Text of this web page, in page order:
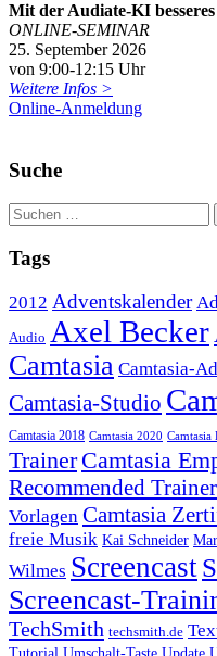
Mit der Audiate-KI
ONLINE-SEMINAR
25. September 2026
von 9:00-12:15 Uhr
Weitere Infos >
Online-Anmeldung
Suche
Tags
2012 Adventskalender
Audio Axel Becker
Camtasia Camtasia-
Camtasia-Studio
Camtasia 2018 Camtasia 2020 Camtasia
Trainer Camtasia
Recommended Trainer
Vorlagen Camtasia
freie Musik Kai Schneider
Wilmes Screencast
Screencast-
TechSmith techsmith.de